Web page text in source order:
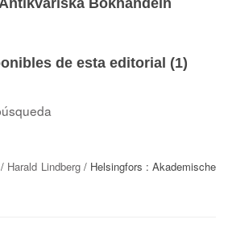
Bokhandeln
de esta editorial (1)
/ Harald Lindberg/ Helsingfors : Akademische